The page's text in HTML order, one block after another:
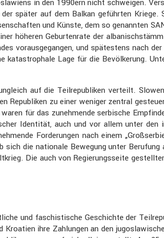
in den 1990ern nicht schweigen.
später auf dem Balkan geführten
und Künste, dem so genannten
höheren Gebur­ten­rate der
voraus­ge­gangen, und spätes­tens nach
katastro­phale Lage für die Bevöl­ke­rung.
auf die Teilre­pu­bliken verteilt.
Republiken zu einer weniger zentral
für das zuneh­mende serbi­sche
Identität, auch und vor allem unter den
Forde­rungen nach einem
die natio­nale Bewegung unter
Die auch von Regie­rungs­seite
und faschis­ti­sche Geschichte der
ihre Zahlungen an den